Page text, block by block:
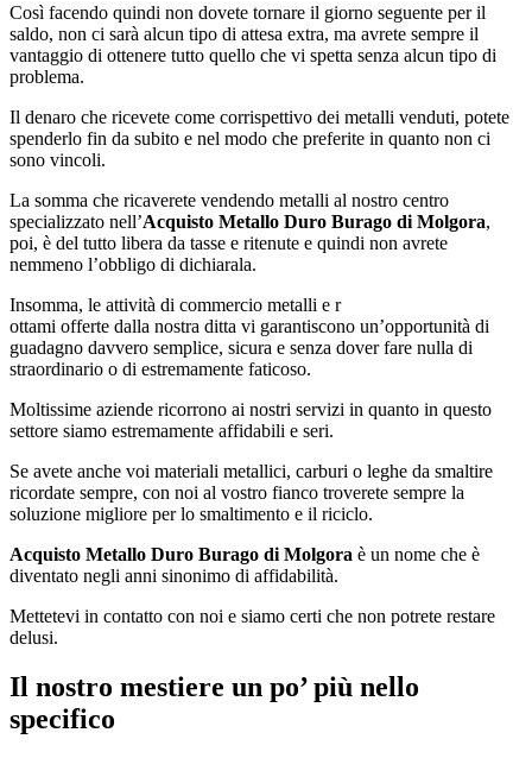
Così facendo quindi non dovete tornare il giorno seguente per il
saldo, non ci sarà alcun tipo di attesa extra, ma avrete sempre il
vantaggio di ottenere tutto quello che vi spetta senza alcun tipo di
problema.
Il denaro che ricevete come corrispettivo dei metalli venduti, potete
spenderlo fin da subito e nel modo che preferite in quanto non ci
sono vincoli.
La somma che ricaverete vendendo metalli al nostro centro
specializzato nell’Acquisto Metallo Duro Burago di Molgora,
poi, è del tutto libera da tasse e ritenute e quindi non avrete
nemmeno l’obbligo di dichiarala.
Insomma, le attività di commercio metalli e r
ottami offerte dalla nostra ditta vi garantiscono un’opportunità di
guadagno davvero semplice, sicura e senza dover fare nulla di
straordinario o di estremamente faticoso.
Moltissime aziende ricorrono ai nostri servizi in quanto in questo
settore siamo estremamente affidabili e seri.
Se avete anche voi materiali metallici, carburi o leghe da smaltire
ricordate sempre, con noi al vostro fianco troverete sempre la
soluzione migliore per lo smaltimento e il riciclo.
Acquisto Metallo Duro Burago di Molgora è un nome che è
diventato negli anni sinonimo di affidabilità.
Mettetevi in contatto con noi e siamo certi che non potrete restare
delusi.
Il nostro mestiere un po’ più nello
specifico